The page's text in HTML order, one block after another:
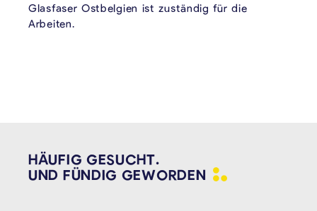
Glasfaser Ostbelgien ist zuständig für die
Arbeiten.
HÄUFIG GESUCHT.
UND FÜNDIG GEWORDEN